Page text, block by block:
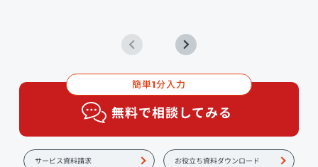
簡単1分入力
無料で相談してみる
サービス資料請求 お役立ち資料ダウンロード